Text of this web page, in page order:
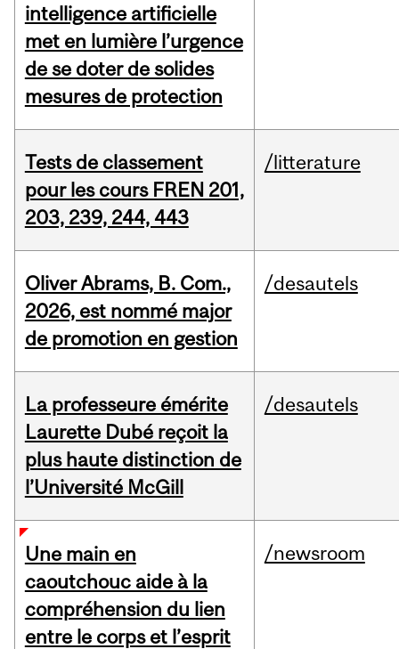
intelligence artificielle
met en lumière l’urgence
de se doter de solides
mesures de protection
Tests de classement
pour les cours FREN 201,
203, 239, 244, 443
/litterature
Oliver Abrams, B. Com.,
2026, est nommé major
de promotion en gestion
/desautels
La professeure émérite
Laurette Dubé reçoit la
plus haute distinction de
l’Université McGill
/desautels
Une main en
caoutchouc aide à la
compréhension du lien
entre le corps et l’esprit
/newsroom